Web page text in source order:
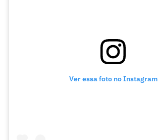
Ver essa foto no Instagram